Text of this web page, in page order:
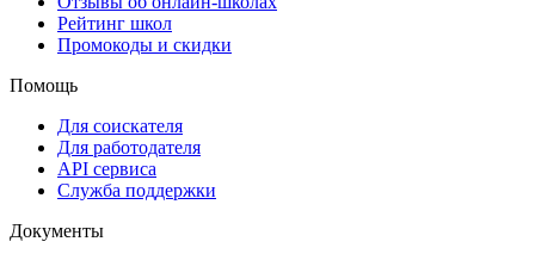
Рейтинг школ
Промокоды и скидки
Помощь
Для соискателя
Для работодателя
API сервиса
Служба поддержки
Документы